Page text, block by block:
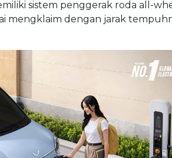
sistem penggerak roda all-
mengklaim dengan jarak